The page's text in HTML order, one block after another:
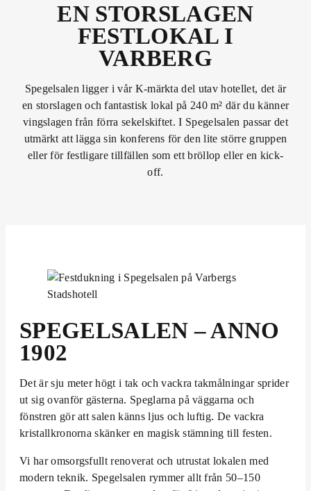
EN STORSLAGEN
FESTLOKAL I
VARBERG
Spegelsalen ligger i vår K-märkta del utav hotellet, det är
en storslagen och fantastisk lokal på 240 m² där du känner
vingslagen från förra sekelskiftet. I Spegelsalen passar det
utmärkt att lägga sin konferens för den lite större gruppen
eller för festligare tillfällen som ett bröllop eller en kick-
off.
SPEGELSALEN – ANNO
1902
Det är sju meter högt i tak och vackra takmålningar sprider
ut sig ovanför gästerna. Speglarna på väggarna och
fönstren gör att salen känns ljus och luftig. De vackra
kristallkronorna skänker en magisk stämning till festen.
Vi har omsorgsfullt renoverat och utrustat lokalen med
modern teknik. Spegelsalen rymmer allt från 50–150